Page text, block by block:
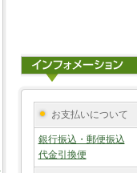
お支払いについて
銀行振込・郵便振込
代金引換便